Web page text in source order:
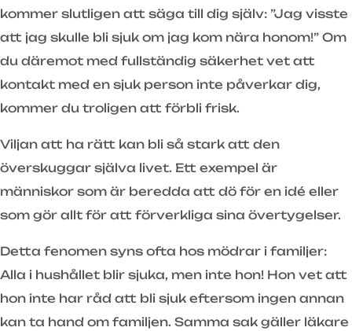
kommer slutligen att säga till dig själv: ”Jag visste
att jag skulle bli sjuk om jag kom nära honom!” Om
du däremot med fullständig säkerhet vet att
kontakt med en sjuk person inte påverkar dig,
kommer du troligen att förbli frisk.
Viljan att ha rätt kan bli så stark att den
överskuggar själva livet. Ett exempel är
människor som är beredda att dö för en idé eller
som gör allt för att förverkliga sina övertygelser.
Detta fenomen syns ofta hos mödrar i familjer:
Alla i hushållet blir sjuka, men inte hon! Hon vet att
hon inte har råd att bli sjuk eftersom ingen annan
kan ta hand om familjen. Samma sak gäller läkare